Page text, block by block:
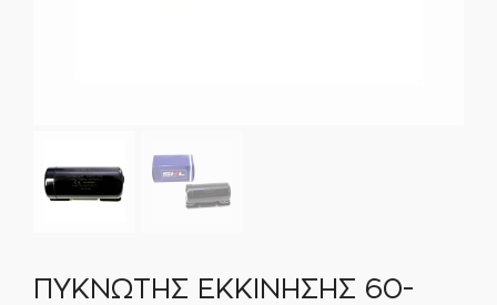
ΠΥΚΝΩΤΗΣ ΕΚΚΙΝΗΣΗΣ 60-